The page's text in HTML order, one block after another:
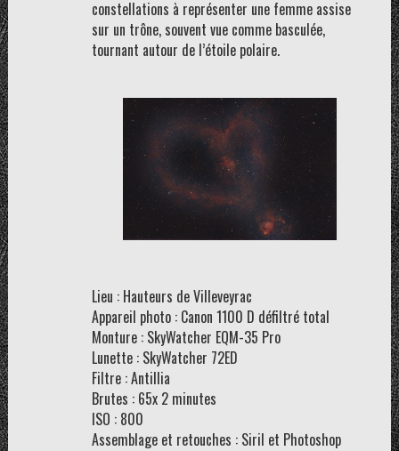
constellations à représenter une femme assise
sur un trône, souvent vue comme basculée,
tournant autour de l’étoile polaire.
Lieu : Hauteurs de Villeveyrac
Appareil photo : Canon 1100 D défiltré total
Monture : SkyWatcher EQM-35 Pro
Lunette : SkyWatcher 72ED
Filtre : Antillia
Brutes : 65x 2 minutes
ISO : 800
Assemblage et retouches : Siril et Photoshop